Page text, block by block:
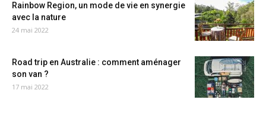
Rainbow Region, un mode de vie en synergie
avec la nature
24 mai 2022
Road trip en Australie : comment aménager
son van ?
17 mai 2022